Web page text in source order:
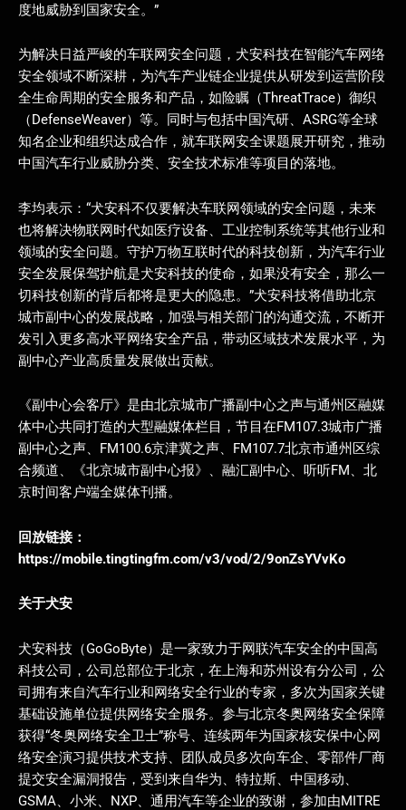
度地威胁到国家安全。”
为解决日益严峻的车联网安全问题，犬安科技在智能汽车网络
安全领域不断深耕，为汽车产业链企业提供从研发到运营阶段
全生命周期的安全服务和产品，如险瞩（ThreatTrace）御织
（DefenseWeaver）等。同时与包括中国汽研、ASRG等全球
知名企业和组织达成合作，就车联网安全课题展开研究，推动
中国汽车行业威胁分类、安全技术标准等项目的落地。
李均表示：“犬安科不仅要解决车联网领域的安全问题，未来
也将解决物联网时代如医疗设备、工业控制系统等其他行业和
领域的安全问题。守护万物互联时代的科技创新，为汽车行业
安全发展保驾护航是犬安科技的使命，如果没有安全，那么一
切科技创新的背后都将是更大的隐患。”犬安科技将借助北京
城市副中心的发展战略，加强与相关部门的沟通交流，不断开
发引入更多高水平网络安全产品，带动区域技术发展水平，为
副中心产业高质量发展做出贡献。
《副中心会客厅》是由北京城市广播副中心之声与通州区融媒
体中心共同打造的大型融媒体栏目，节目在FM107.3城市广播
副中心之声、FM100.6京津冀之声、FM107.7北京市通州区综
合频道、《北京城市副中心报》、融汇副中心、听听FM、北
京时间客户端全媒体刊播。
回放链接：
https://mobile.tingtingfm.com/v3/vod/2/9onZsYVvKo
关于犬安
犬安科技（GoGoByte）是一家致力于网联汽车安全的中国高
科技公司，公司总部位于北京，在上海和苏州设有分公司，公
司拥有来自汽车行业和网络安全行业的专家，多次为国家关键
基础设施单位提供网络安全服务。参与北京冬奥网络安全保障
获得“冬奥网络安全卫士”称号、连续两年为国家核安保中心网
络安全演习提供技术支持、团队成员多次向车企、零部件厂商
提交安全漏洞报告，受到来自华为、特拉斯、中国移动、
GSMA、小米、NXP、通用汽车等企业的致谢，参加由MITRE